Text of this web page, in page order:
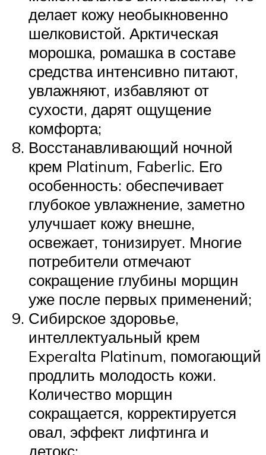
делает кожу необыкновенно
шелковистой. Арктическая
морошка, ромашка в составе
средства интенсивно питают,
увлажняют, избавляют от
сухости, дарят ощущение
комфорта;
Восстанавливающий ночной
крем Platinum, Faberlic. Его
особенность: обеспечивает
глубокое увлажнение, заметно
улучшает кожу внешне,
освежает, тонизирует. Многие
потребители отмечают
сокращение глубины морщин
уже после первых применений;
Сибирское здоровье,
интеллектуальный крем
Experalta Platinum, помогающий
продлить молодость кожи.
Количество морщин
сокращается, корректируется
овал, эффект лифтинга и
детокс;